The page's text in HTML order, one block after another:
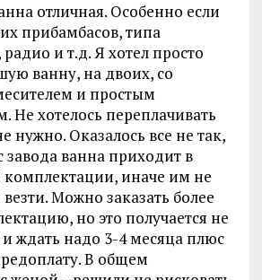
отличная. Особенно если
прибамбасов, типа
и т.д. Я хотел просто
ванну, на двоих, со
и простым
Не хотелось переплачивать
нужно. Оказалось все не так,
завода ванна приходит в
иначе им не
Можно заказать более
но это получается не
ждать надо 3-4 месяца плюс
В общем